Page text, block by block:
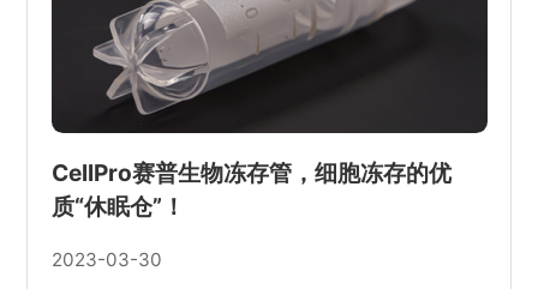
CellPro赛普生物冻存管，细胞冻存的优
质“休眠仓”！
2023-03-30